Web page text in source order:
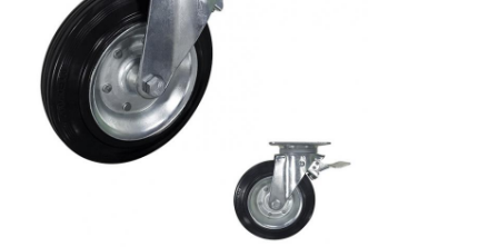
PRIVACY
POLICY